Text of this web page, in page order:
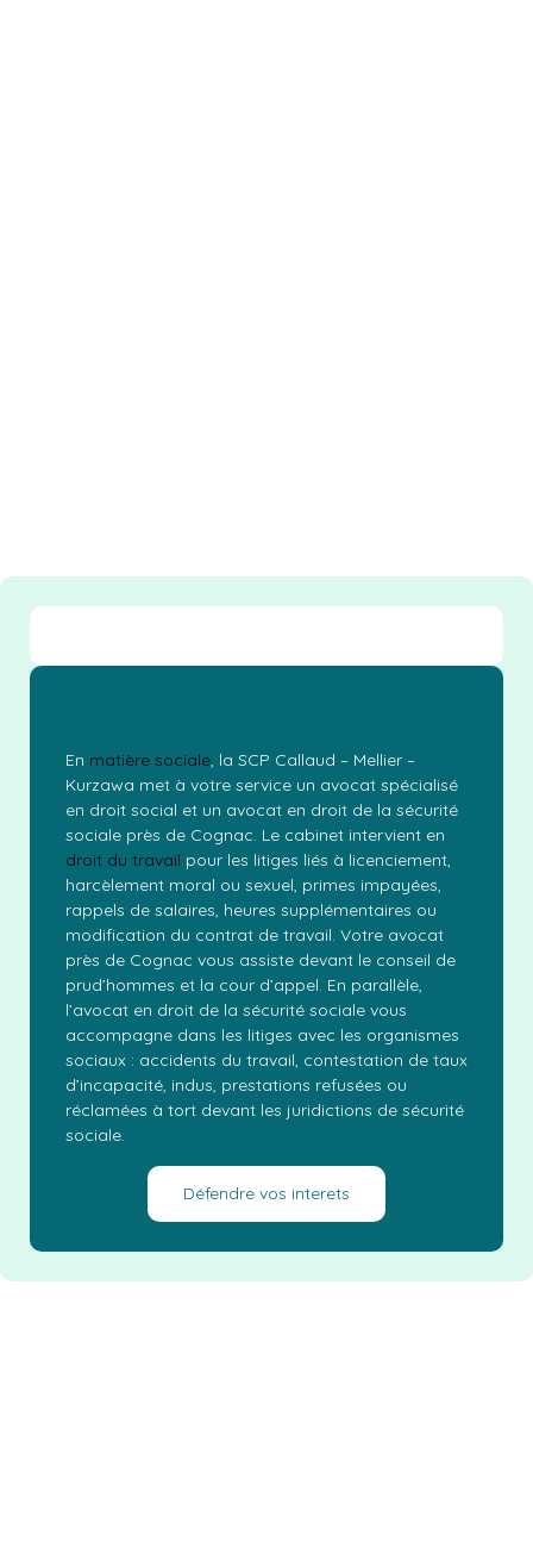
En matière sociale, la SCP Callaud – Mellier –
Kurzawa met à votre service un avocat spécialisé
en droit social et un avocat en droit de la sécurité
sociale près de Cognac. Le cabinet intervient en
droit du travail pour les litiges liés à licenciement,
harcèlement moral ou sexuel, primes impayées,
rappels de salaires, heures supplémentaires ou
modification du contrat de travail. Votre avocat
près de Cognac vous assiste devant le conseil de
prud’hommes et la cour d’appel. En parallèle,
l’avocat en droit de la sécurité sociale vous
accompagne dans les litiges avec les organismes
sociaux : accidents du travail, contestation de taux
d’incapacité, indus, prestations refusées ou
réclamées à tort devant les juridictions de sécurité
sociale.
Défendre vos interets